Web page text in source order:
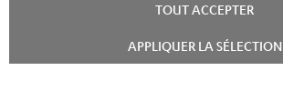
r
ENCEINTES
TOUT ACCEPTER
APPLIQUER LA SÉLECTION